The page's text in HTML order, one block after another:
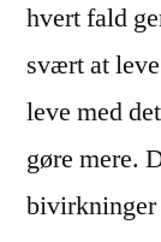
hvert fald
svært at
leve med
gøre mere.
bivirkninger